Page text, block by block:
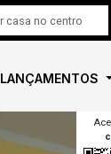
LANÇAMENTOS